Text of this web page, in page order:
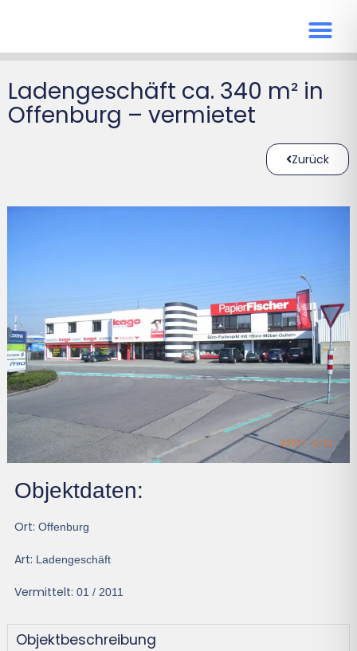
Ladengeschäft ca. 340 m² in
Offenburg – vermietet
Zurück
Objektdaten:
Ort: Offenburg
Art: Ladengeschäft
Vermittelt: 01 / 2011
Objektbeschreibung